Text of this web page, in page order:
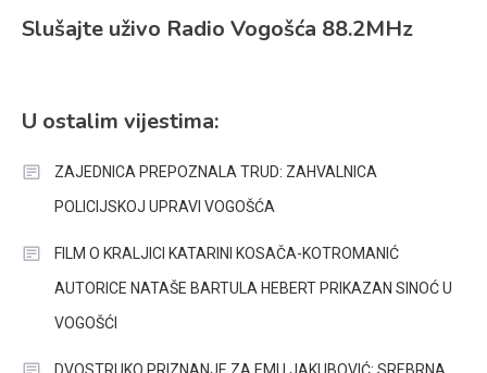
Slušajte uživo Radio Vogošća 88.2MHz
U ostalim vijestima:
ZAJEDNICA PREPOZNALA TRUD: ZAHVALNICA
POLICIJSKOJ UPRAVI VOGOŠĆA
FILM O KRALJICI KATARINI KOSAČA-KOTROMANIĆ
AUTORICE NATAŠE BARTULA HEBERT PRIKAZAN SINOĆ U
VOGOŠĆI